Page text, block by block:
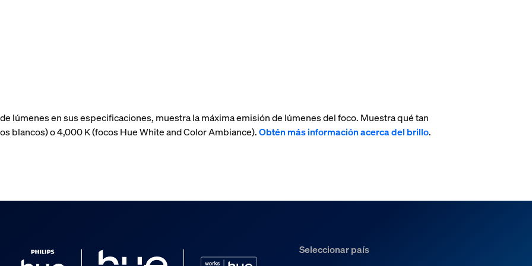
lúmenes en sus especificaciones, muestra la máxima emisión de lúmenes del foco. Muestra qué tan
blancos) o 4,000 K (focos Hue White and Color Ambiance).Obtén más información acerca del brillo.
Seleccionar país